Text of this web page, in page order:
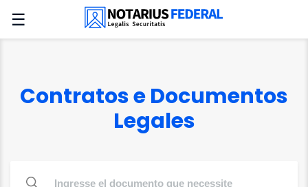
☰
Contratos e Documentos
Legales